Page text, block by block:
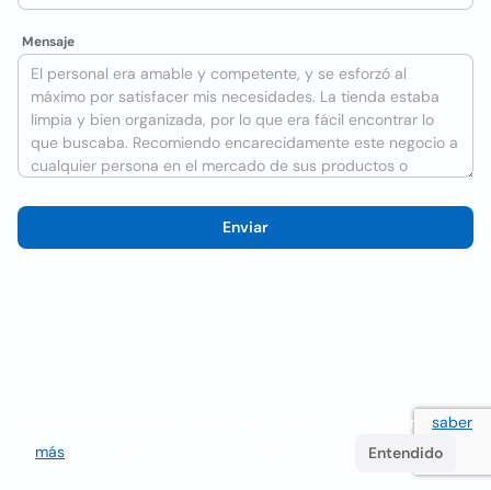
Mensaje
Enviar
Utilizamos cookies para mejorar la experiencia del usuario saber
más
Entendido